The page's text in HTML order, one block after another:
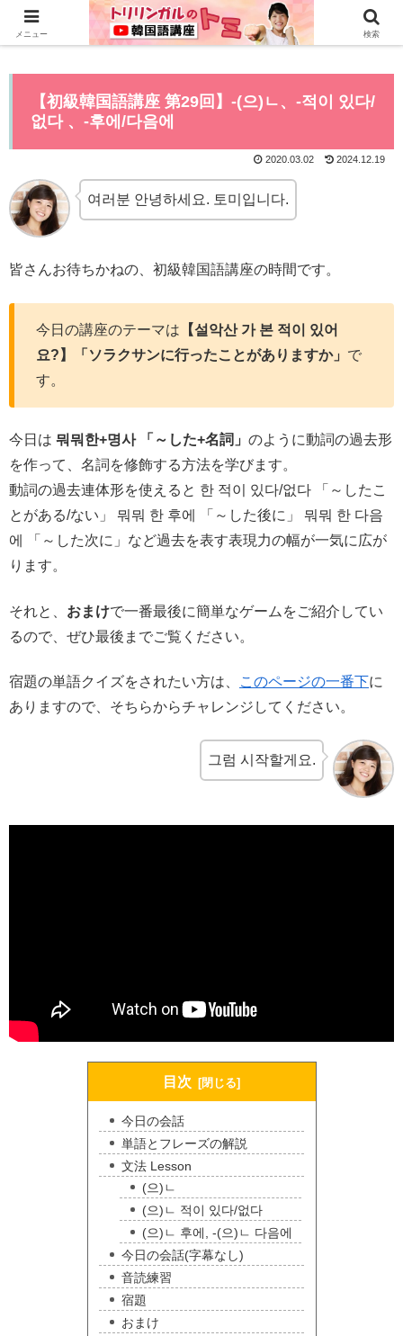
0から全てYouTubeで学べる韓国語講座はこちら>>
【初級韓国語講座 第29回】-(으)ㄴ、-적이 있다/
없다 、-후에/다음에
2020.03.02 2024.12.19
여러분 안녕하세요. 토미입니다.
皆さんお待ちかねの、初級韓国語講座の時間です。
今日の講座のテーマは 【설악산 가 본 적이 있어
요?】「ソラクサンに行ったことがありますか」 で
す。
今日は 뭐뭐한+명사 「～した+名詞」 のように動詞の過去形
を作って、名詞を修飾する方法を学びます。
動詞の過去連体形を使えると 한 적이 있다/없다 「～したこ
とがある/ない」 뭐뭐 한 후에 「～した後に」 뭐뭐 한 다음
에 「～した次に」など過去を表す表現力の幅が一気に広が
ります。
それと、 おまけで一番最後に簡単なゲームをご紹介してい
るので、ぜひ最後までご覧ください。
宿題の単語クイズをされたい方は、 このページの一番下に
ありますので、そちらからチャレンジしてください。
그럼 시작할게요.
目次
今日の会話
単語とフレーズの解説
文法 Lesson
(으)ㄴ
(으)ㄴ 적이 있다/없다
(으)ㄴ 후에, -(으)ㄴ 다음에
今日の会話(字幕なし)
音読練習
宿題
おまけ
メニュー 検索